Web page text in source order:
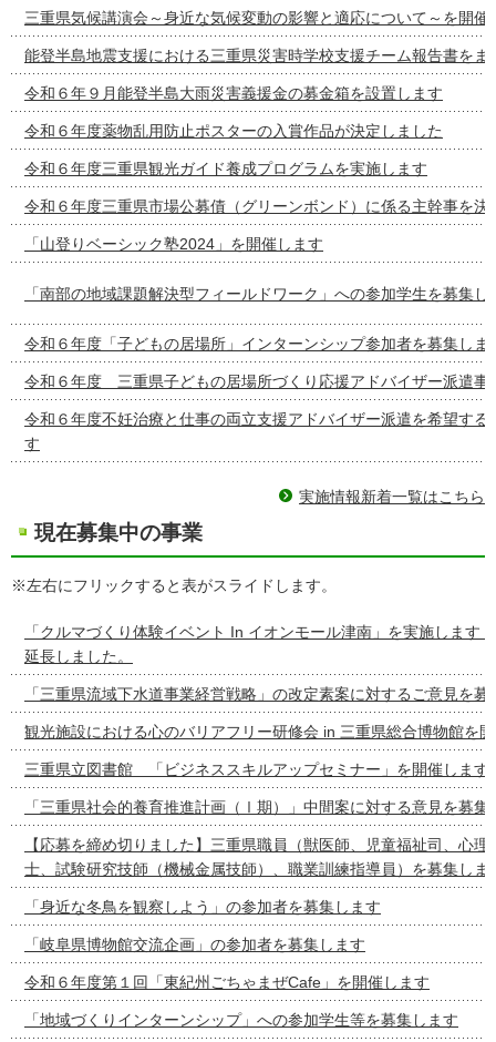
三重県気候講演会～身近な気候変動の影響と適応について～を開催
能登半島地震支援における三重県災害時学校支援チーム報告書をま
令和６年９月能登半島大雨災害義援金の募金箱を設置します
令和６年度薬物乱用防止ポスターの入賞作品が決定しました
令和６年度三重県観光ガイド養成プログラムを実施します
令和６年度三重県市場公募債（グリーンボンド）に係る主幹事を決
「山登りベーシック塾2024」を開催します
「南部の地域課題解決型フィールドワーク」への参加学生を募集し
令和６年度「子どもの居場所」インターンシップ参加者を募集しま
令和６年度 三重県子どもの居場所づくり応援アドバイザー派遣事
令和６年度不妊治療と仕事の両立支援アドバイザー派遣を希望する
す
実施情報新着一覧はこちら
現在募集中の事業
※左右にフリックすると表がスライドします。
「クルマづくり体験イベント In イオンモール津南」を実施しま
延長しました。
「三重県流域下水道事業経営戦略」の改定素案に対するご意見を募
観光施設における心のバリアフリー研修会 in 三重県総合博物館を
三重県立図書館 「ビジネススキルアップセミナー」を開催します
「三重県社会的養育推進計画（Ⅰ期）」中間案に対する意見を募集
【応募を締め切りました】三重県職員（獣医師、児童福祉司、心理
士、試験研究技師（機械金属技師）、職業訓練指導員）を募集しま
「身近な冬鳥を観察しよう」の参加者を募集します
「岐阜県博物館交流企画」の参加者を募集します
令和６年度第１回「東紀州ごちゃまぜCafe」を開催します
「地域づくりインターンシップ」への参加学生等を募集します